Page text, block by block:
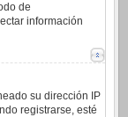
de
información
su dirección IP
registrarse, esté